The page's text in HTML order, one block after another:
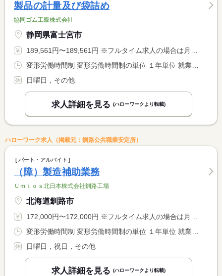
製品の計量及び袋詰め
協同ゴム工販株式会社
静岡県富士宮市
189,561円〜189,561円 ※フルタイム求人の場合は月額（換算額）、パート求人の場合は時間額を表示しています。
変形労働時間制 変形労働時間制の単位 １年単位 就業時間１ 8時15分〜17時00分
日曜日，その他
求人詳細を見る (ハローワークより転載)
ハローワーク求人（掲載元：釧路公共職業安定所）
パート・アルバイト
（障）製造補助業務
Ｕｍｉｏｓ北日本株式会社釧路工場
北海道釧路市
172,000円〜172,000円 ※フルタイム求人の場合は月額（換算額）、パート求人の場合は時間額を表示しています。
変形労働時間制 変形労働時間制の単位 １年単位 就業時間１ 8時00分〜17時00分 就業時間に関する特記事項 生産工程により早出（７時３０分から）残業をする場合もあります <BR> （繁忙期９月／１０月）
日曜日，祝日，その他
求人詳細を見る (ハローワークより転載)